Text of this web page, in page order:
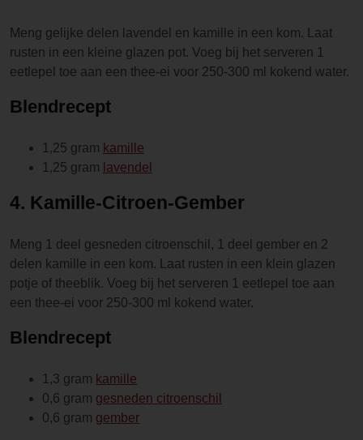
Meng gelijke delen lavendel en kamille in een kom. Laat
rusten in een kleine glazen pot. Voeg bij het serveren 1
eetlepel toe aan een thee-ei voor 250-300 ml kokend water.
Blendrecept
1,25 gram kamille
1,25 gram lavendel
4. Kamille-Citroen-Gember
Meng 1 deel gesneden citroenschil, 1 deel gember en 2
delen kamille in een kom. Laat rusten in een klein glazen
potje of theeblik. Voeg bij het serveren 1 eetlepel toe aan
een thee-ei voor 250-300 ml kokend water.
Blendrecept
1,3 gram kamille
0,6 gram gesneden citroenschil
0,6 gram gember